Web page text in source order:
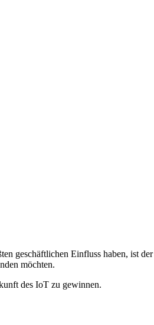
geschäftlichen Einfluss haben, ist der
möchten.
des IoT zu gewinnen.